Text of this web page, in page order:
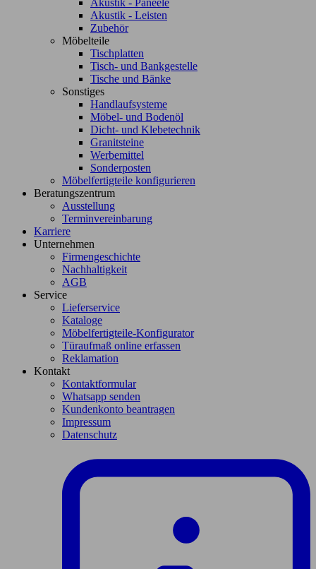
Akustik - Paneele
Akustik - Leisten
Zubehör
Möbelteile
Tischplatten
Tisch- und Bankgestelle
Tische und Bänke
Sonstiges
Handlaufsysteme
Möbel- und Bodenöl
Dicht- und Klebetechnik
Granitsteine
Werbemittel
Sonderposten
Möbelfertigteile konfigurieren
Beratungszentrum
Ausstellung
Terminvereinbarung
Karriere
Unternehmen
Firmengeschichte
Nachhaltigkeit
AGB
Service
Lieferservice
Kataloge
Möbelfertigteile-Konfigurator
Türaufmaß online erfassen
Reklamation
Kontakt
Kontaktformular
Whatsapp senden
Kundenkonto beantragen
Impressum
Datenschutz